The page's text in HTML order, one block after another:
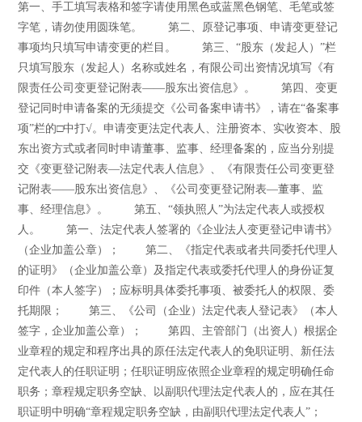
第一、手工填写表格和签字请使用黑色或蓝黑色钢笔、毛笔或签
字笔，请勿使用圆珠笔。 第二、原登记事项、申请变更登记
事项均只填写申请变更的栏目。 第三、“股东（发起人）”栏
只填写股东（发起人）名称或姓名，有限公司出资情况填写《有
限责任公司变更登记附表――股东出资信息》。 第四、变更
登记同时申请备案的无须提交《公司备案申请书》，请在“备案事
项”栏的□中打√。申请变更法定代表人、注册资本、实收资本、股
东出资方式或者同时申请董事、监事、经理备案的，应当分别提
交《变更登记附表―法定代表人信息》、《有限责任公司变更登
记附表――股东出资信息》、《公司变更登记附表―董事、监
事、经理信息》。 第五、“领执照人”为法定代表人或授权
人。 第一、法定代表人签署的《企业法人变更登记申请书》
（企业加盖公章）； 第二、《指定代表或者共同委托代理人
的证明》（企业加盖公章）及指定代表或委托代理人的身份证复
印件（本人签字）；应标明具体委托事项、被委托人的权限、委
托期限； 第三、《公司（企业）法定代表人登记表》（本人
签字，企业加盖公章）； 第四、主管部门（出资人）根据企
业章程的规定和程序出具的原任法定代表人的免职证明、新任法
定代表人的任职证明；任职证明应依照企业章程的规定明确任命
职务；章程规定职务空缺、以副职代理法定代表人的，应在其任
职证明中明确“章程规定职务空缺，由副职代理法定代表人”；